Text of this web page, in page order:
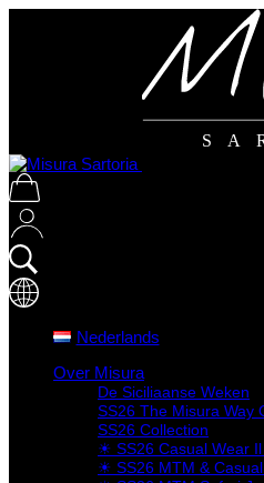
Nederlands
Over Misura
De Siciliaanse Weken
SS26 The Misura Way
SS26 Collection
☀ SS26 Casual Wear
☀ SS26 MTM &